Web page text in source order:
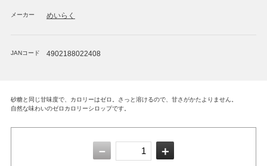
メーカー めいらく
JANコード 4902188022408
砂糖と同じ甘味度で、カロリーはゼロ。さっと溶けるので、甘さがかたよりません。
自然な味わいのゼロカロリーシロップです。
－ ＋